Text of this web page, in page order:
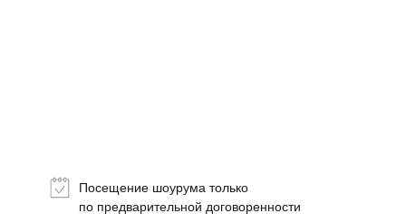
Посещение шоурума только
по предварительной договоренности